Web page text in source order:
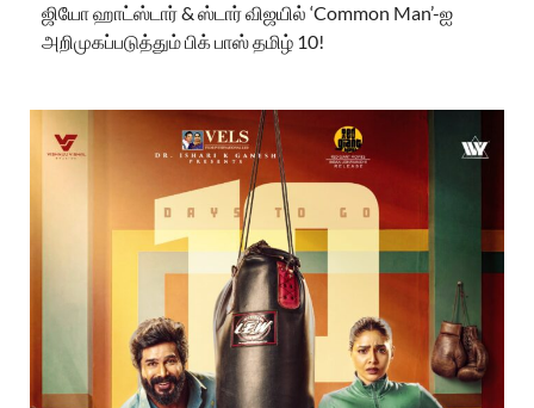
ஜியோ ஹாட்ஸ்டார் & ஸ்டார் விஜயில் ‘Common Man’-ஐ
அறிமுகப்படுத்தும் பிக் பாஸ் தமிழ் 10!